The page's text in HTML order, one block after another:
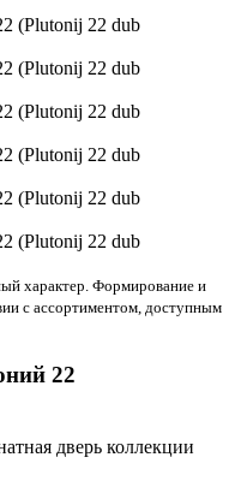
характер. Формирование и
с ассортиментом, доступным
22
дверь коллекции